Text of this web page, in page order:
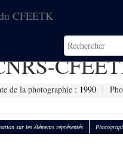
CFEETK
de la photographie : 1990
sur les éléments représentés